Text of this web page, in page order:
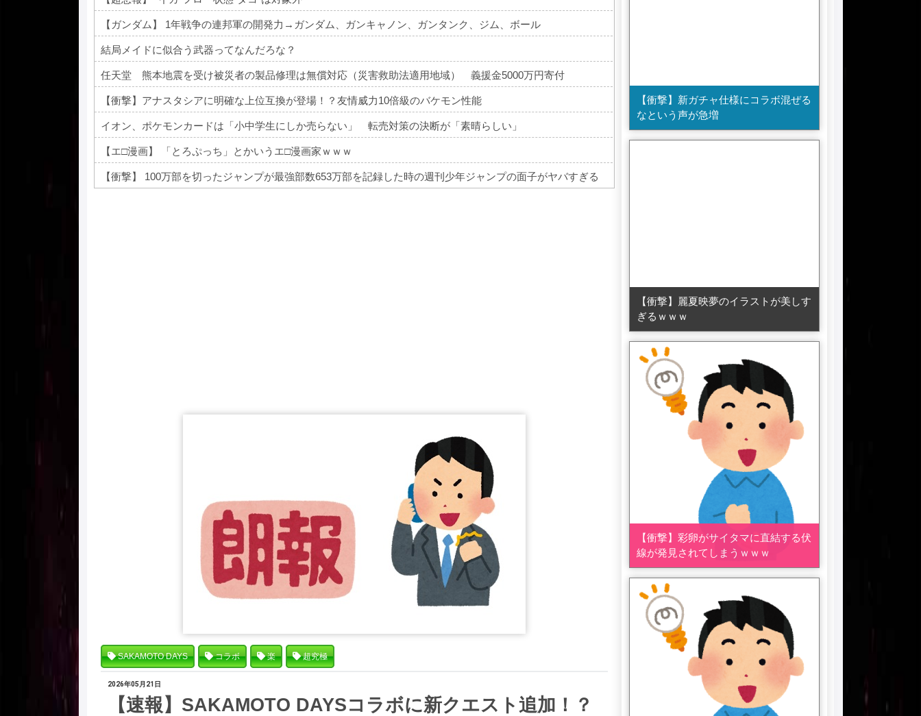
【ガンダム】 1年戦争の連邦軍の開発力→ガンダム、ガンキャノン、ガンタンク、ジム、ボール
結局メイドに似合う武器ってなんだろな？
任天堂 熊本地震を受け被災者の製品修理は無償対応（災害救助法適用地域） 義援金5000万円寄付
【衝撃】アナスタシアに明確な上位互換が登場！？友情威力10倍級のバケモン性能
イオン、ポケモンカードは「小中学生にしか売らない」 転売対策の決断が「素晴らしい」
【エ□漫画】 「とろぷっち」とかいうエ□漫画家ｗｗｗ
【衝撃】 100万部を切ったジャンプが最強部数653万部を記録した時の週刊少年ジャンプの面子がヤバすぎる
SAKAMOTO DAYS コラボ 楽 超究極
2026年05月21日
【速報】SAKAMOTO DAYSコラボに新クエスト追加！？
【衝撃】新ガチャ仕様にコラボ混ぜる
なという声が急増
【衝撃】麗夏映夢のイラストが美しす
ぎるｗｗｗ
【衝撃】彩卵がサイタマに直結する伏
線が発見されてしまうｗｗｗ